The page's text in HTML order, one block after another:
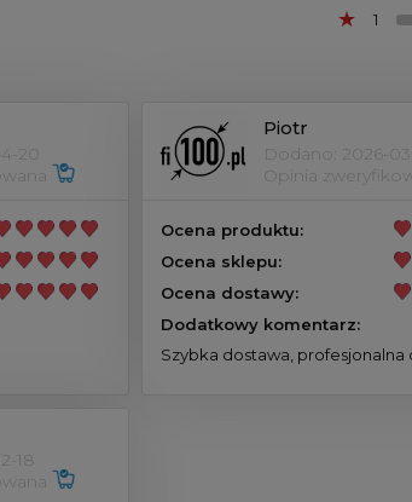
1
20
Piotr
Dodano: 2026-
Opinia
Ocena produktu:
Ocena sklepu:
Ocena dostawy:
Dodatkowy komentarz:
Szybka dostawa, profesjonalna
18